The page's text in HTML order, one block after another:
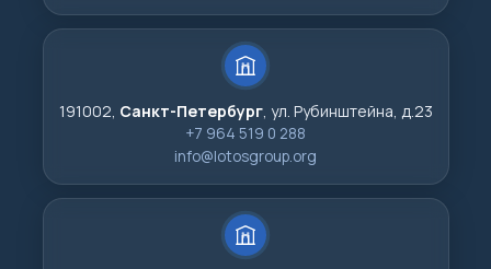
191002, Санкт-Петербург, ул. Рубинштейна, д.23
+7 964 519 0 288
info@lotosgroup.org